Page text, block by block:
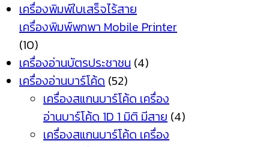
เครื่องพิมพ์ใบเสร็จไร้สาย
เครื่องพิมพ์พกพา Mobile Printer
(10)
เครื่องอ่านบัตรประชาชน (4)
เครื่องอ่านบาร์โค้ด (52)
เครื่องสแกนบาร์โค้ด เครื่อง
อ่านบาร์โค้ด 1D 1 มิติ มีสาย (4)
เครื่องสแกนบาร์โค้ด เครื่อง